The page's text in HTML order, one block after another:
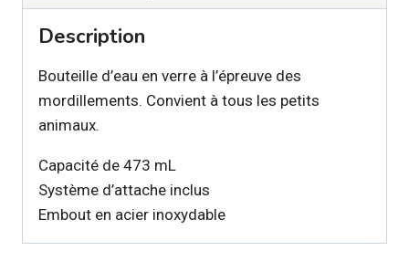
Description
Bouteille d’eau en verre à l’épreuve des
mordillements. Convient à tous les petits
animaux.
Capacité de 473 mL
Système d’attache inclus
Embout en acier inoxydable